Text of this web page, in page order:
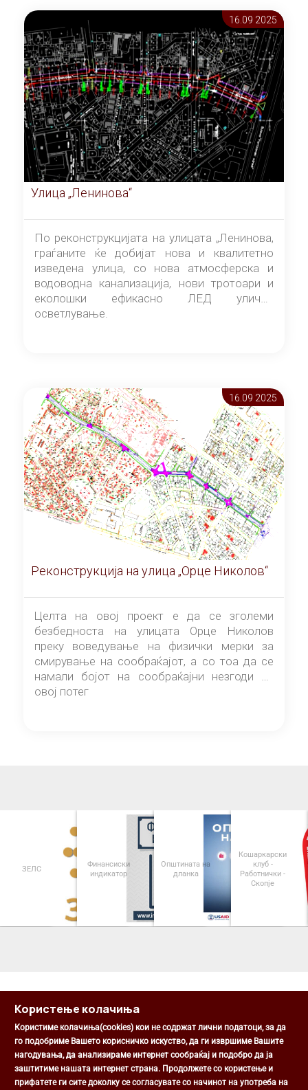
16.09 2025
Улица „Ленинова“
По реконструкцијата на улицата „Ленинова,
граѓаните ќе добијат нова и квалитетно
изведена улица, со нова атмосферска и
водоводна канализација, нови тротоари и
еколошки ефикасно ЛЕД улично
осветлување.
16.09 2025
Реконструкција на улица „Орце Николов“
Целта на овој проект е да се зголеми
безбедноста на улицата Орце Николов
преку воведување на физички мерки за
смирување на сообраќајот, а со тоа да се
намали бојот на сообраќајни незгоди на
овој потег
ЗЕЛС
Финансиски
индикатор
Општината на
дланка
Кошаркарски
клуб -
Работнички -
Скопје
Општина Центар
Михаил Цоков бр. 1, Скопје
Користење колачиња
Користиме колачиња(cookies) кои не содржат лични податоци, за да
го подобриме Вашето корисничко искуство, да ги извршиме Вашите
нагодувања, да анализираме интернет сообраќај и подобро да ја
заштитиме нашата интернет страна. Продолжете со користење и
прифатете ги сите доколку се согласувате со начинот на употреба на